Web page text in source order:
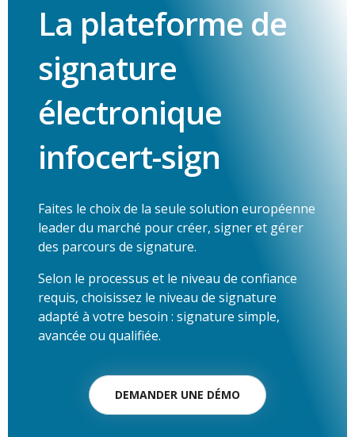
La plateforme de
signature
électronique
infocert-sign
Faites le choix de la seule solution européenne
leader du marché pour créer, signer et gérer
des parcours de signature.
Selon le processus et le niveau de confiance
requis, choisissez le niveau de signature
adapté à votre besoin : signature simple,
avancée ou qualifiée.
DEMANDER UNE DÉMO